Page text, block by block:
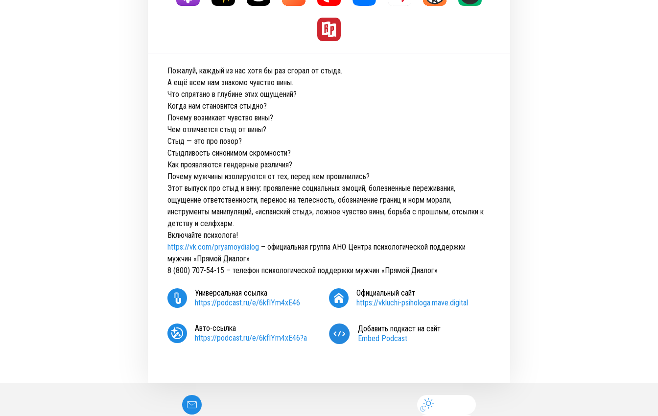
Пожалуй, каждый из нас хотя бы раз сгорал от стыда.
А ещё всем нам знакомо чувство вины.
Что спрятано в глубине этих ощущений?
Когда нам становится стыдно?
Почему возникает чувство вины?
Чем отличается стыд от вины?
Стыд — это про позор?
Стыдливость синонимом скромности?
Как проявляются гендерные различия?
Почему мужчины изолируются от тех, перед кем провинились?
Этот выпуск про стыд и вину: проявление социальных эмоций, болезненные переживания,
ощущение ответственности, перенос на телесность, обозначение границ и норм морали,
инструменты манипуляций, «испанский стыд», ложное чувство вины, борьба с прошлым, отсылки к
детству и селфхарм.
Включайте психолога!
https://vk.com/pryamoydialog – официальная группа АНО Центра психологической поддержки
мужчин «Прямой Диалог»
8 (800) 707-54-15 – телефон психологической поддержки мужчин «Прямой Диалог»
Универсальная ссылка
https://podcast.ru/e/6kfIYm4xE46
Официальный сайт
https://vkluchi-psihologa.mave.digital
Авто-ссылка
https://podcast.ru/e/6kfIYm4xE46?a
Добавить подкаст на сайт
Embed Podcast